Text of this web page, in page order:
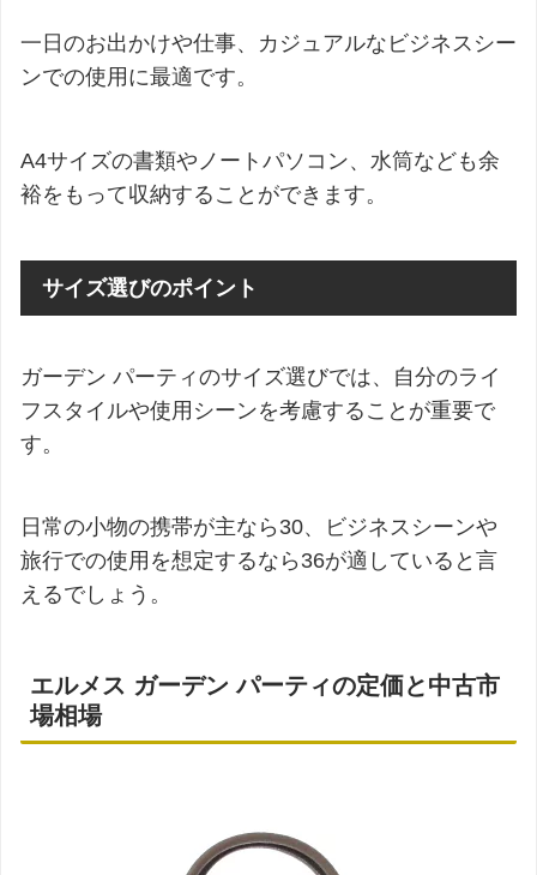
一日のお出かけや仕事、カジュアルなビジネスシー
ンでの使用に最適です。
A4サイズの書類やノートパソコン、水筒なども余
裕をもって収納することができます。
サイズ選びのポイント
ガーデン パーティのサイズ選びでは、自分のライ
フスタイルや使用シーンを考慮することが重要で
す。
日常の小物の携帯が主なら30、ビジネスシーンや
旅行での使用を想定するなら36が適していると言
えるでしょう。
エルメス ガーデン パーティの定価と中古市
場相場